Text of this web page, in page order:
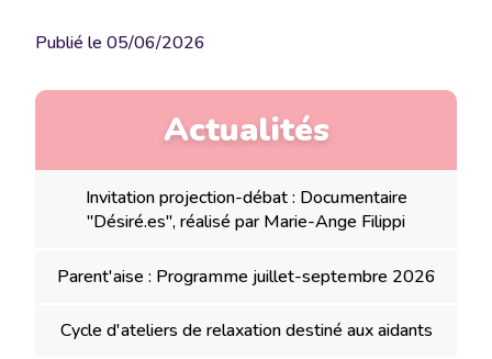
Actualités
Invitation projection-débat : Documentaire
"Désiré.es", réalisé par Marie-Ange Filippi
Parent'aise : Programme juillet-septembre 2026
Cycle d'ateliers de relaxation destiné aux aidants
Publié le 05/06/2026